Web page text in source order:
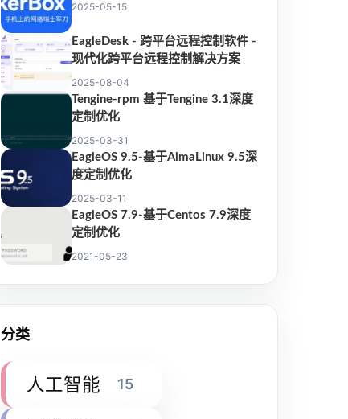
2025-05-15
EagleDesk - 跨平台远程控制软件 -
现代化跨平台远程控制解决方案
2025-08-04
Tengine-rpm 基于Tengine 3.1深度
定制优化
2025-03-31
EagleOS 9.5-基于AlmaLinux 9.5深
度定制优化
2025-03-11
EagleOS 7.9-基于Centos 7.9深度
定制优化
2021-05-23
分类
人工智能 15